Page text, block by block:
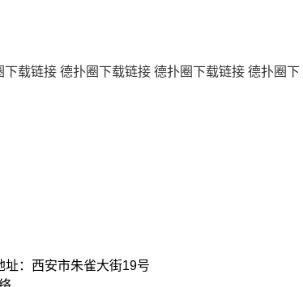
下载链接 德扑圈下载链接 德扑圈下载链接 德扑圈下
址：西安市朱雀大街19号